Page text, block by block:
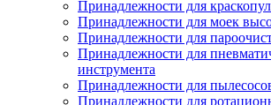
Принадлежности для
Принадлежности для моек
Принадлежности для
Принадлежности для
инструмента
Принадлежности для
Принадлежности для